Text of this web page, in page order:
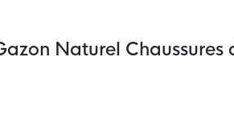
Naturel Chaussures